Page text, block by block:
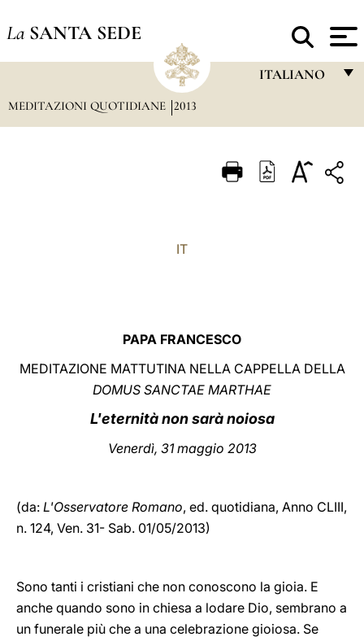
La SANTA SEDE
ITALIANO
ITALIANO
中文
LATINE
MEDITAZIONI QUOTIDIANE 2013
IT
PAPA FRANCESCO
MEDITAZIONE MATTUTINA NELLA CAPPELLA DELLA
DOMUS SANCTAE MARTHAE
L'eternità non sarà noiosa
Venerdì, 31 maggio 2013
(da: L'Osservatore Romano, ed. quotidiana, Anno CLIII,
n. 124, Ven. 31- Sab. 01/05/2013)
Sono tanti i cristiani che non conoscono la gioia. E
anche quando sono in chiesa a lodare Dio, sembrano a
un funerale più che a una celebrazione gioiosa. Se